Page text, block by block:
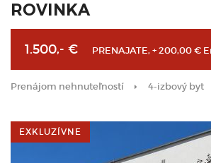
ROVINKA
1.500,- € PRENAJATE, + 200,00 €
Prenájom nehnuteľností 4-izbový byt
EXKLUZÍVNE